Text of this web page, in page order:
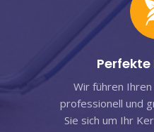
Wir führen
professionell und
Sie sich um Ihr